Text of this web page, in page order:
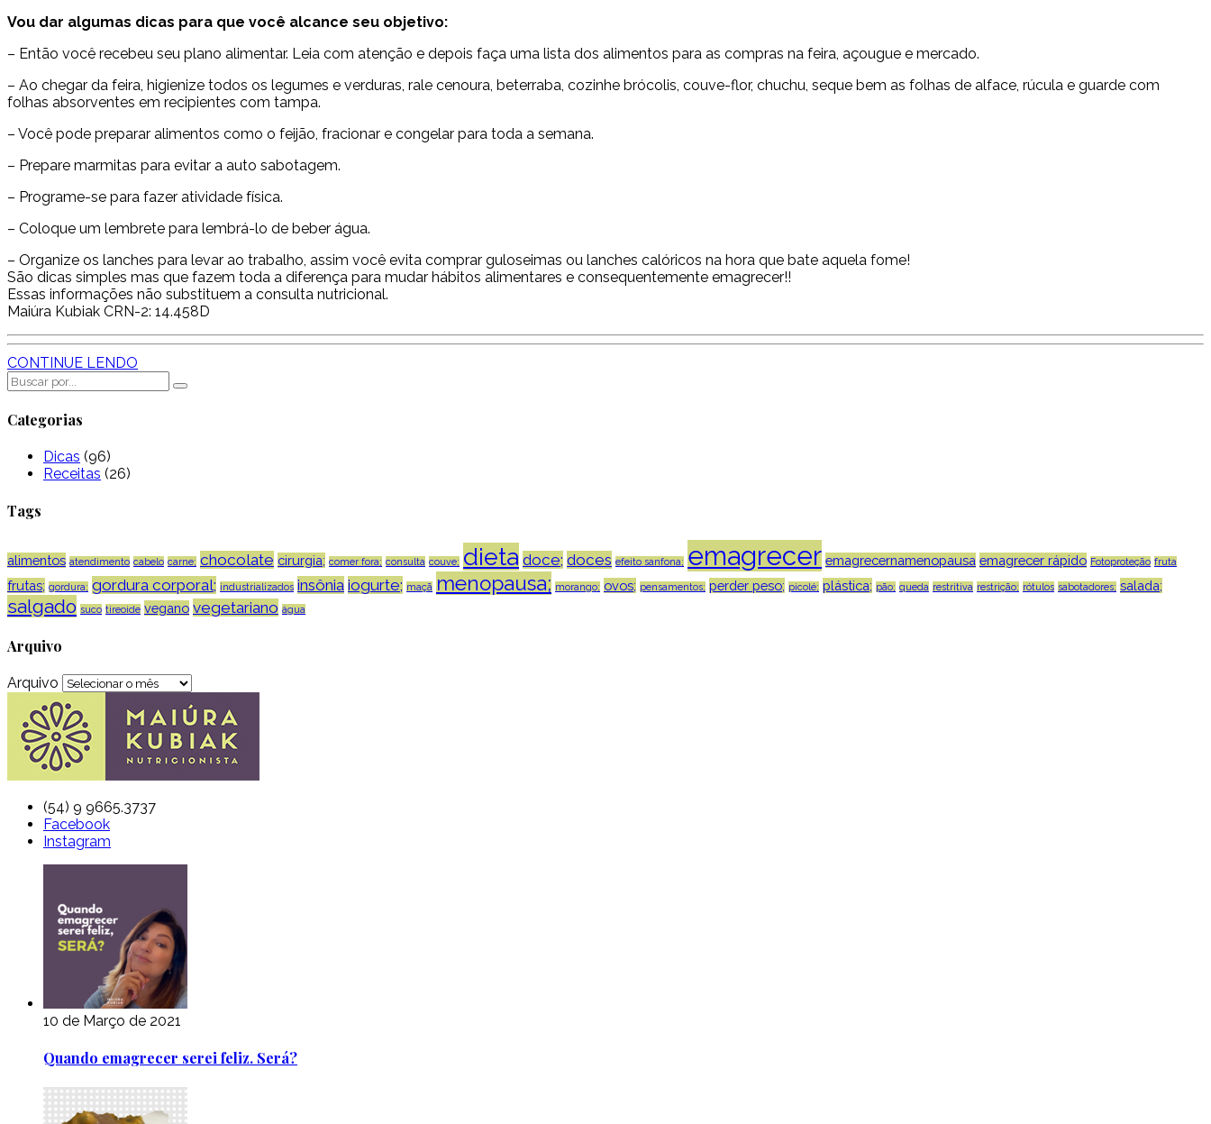
Vou dar algumas dicas para que você alcance seu objetivo:
– Então você recebeu seu plano alimentar. Leia com atenção e depois faça uma lista dos alimentos para as compras na feira, açougue e mercado.
– Ao chegar da feira, higienize todos os legumes e verduras, rale cenoura, beterraba, cozinhe brócolis, couve-flor, chuchu, seque bem as folhas de alface, rúcula e guarde com
folhas absorventes em recipientes com tampa.
– Você pode preparar alimentos como o feijão, fracionar e congelar para toda a semana.
– Prepare marmitas para evitar a auto sabotagem.
– Programe-se para fazer atividade física.
– Coloque um lembrete para lembrá-lo de beber água.
– Organize os lanches para levar ao trabalho, assim você evita comprar guloseimas ou lanches calóricos na hora que bate aquela fome!
São dicas simples mas que fazem toda a diferença para mudar hábitos alimentares e consequentemente emagrecer!!
Essas informações não substituem a consulta nutricional.
Maiúra Kubiak CRN-2: 14.458D
CONTINUE LENDO
Categorias
Dicas (96)
Receitas (26)
Tags
alimentos atendimento cabelo carne; chocolate cirurgia; comer fora; consulta couve; dieta doce; doces efeito sanfona; emagrecer emagrecernamenopausa emagrecer rápido Fotoproteção fruta
frutas; gordura; gordura corporal; industrializados insônia iogurte; maçã menopausa; morango; ovos; pensamentos; perder peso; picolé; plástica; pão; queda restritiva restrição; rótulos sabotadores; salada;
salgado suco tireoide vegano vegetariano água
Arquivo
Arquivo
(54) 9 9665.3737
Facebook
Instagram
10 de Março de 2021
Quando emagrecer serei feliz. Será?